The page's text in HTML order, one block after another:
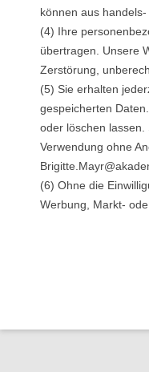
können aus
(4) Ihre
übertragen. Unsere
Zerstörung,
(5) Sie erhalten
gespeicherten
oder löschen
Verwendung ohne
(6) Ohne die
Werbung, Markt-